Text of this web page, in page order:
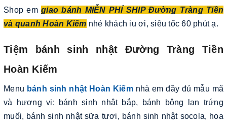
Shop em giao bánh MIỄN PHÍ SHIP Đường Tràng Tiền
và quanh Hoàn Kiếm nhé khách iu ơi, siêu tốc 60 phút ạ.
Tiệm bánh sinh nhật Đường Tràng Tiền
Hoàn Kiếm
Menu bánh sinh nhật Hoàn Kiếmnhà em đầy đủ mẫu mã
và hương vị: bánh sinh nhật bắp, bánh bông lan trứng
muối, bánh sinh nhật sữa tươi, bánh sinh nhật socola, hoa